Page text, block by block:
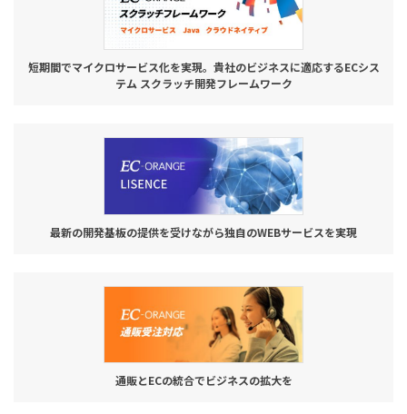
短期間でマイクロサービス化を実現。貴社のビジネスに適応するECシス
テム スクラッチ開発フレームワーク
最新の開発基板の提供を受けながら独自のWEBサービスを実現
通販とECの統合でビジネスの拡大を